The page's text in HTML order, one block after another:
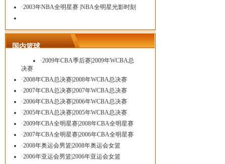
·2003年NBA全明星赛 NBA全明星光影时刻
国内篮球
·2009年CBA季后赛2009年WCBA总
决赛
·2008年CBA总决赛2008年WCBA总决赛
·2007年CBA总决赛2007年WCBA总决赛
·2006年CBA总决赛|2006年WCBA总决赛
·2005年CBA总决赛2005年WCBA总决赛
·2009年CBA全明星赛2008年CBA全明星赛
·2007年CBA全明星赛2006年CBA全明星赛
·2008年奥运会男篮|2008年奥运会女篮
·2006年亚运会男篮2006年亚运会女篮